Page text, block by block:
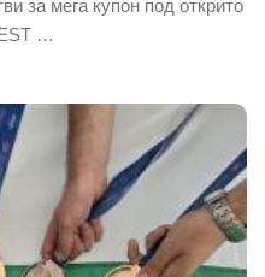
за мега купон под открито
…